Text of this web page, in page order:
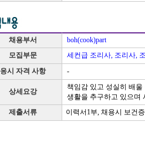
채용부서
boh(cook)part
모집부문
세컨급 조리사, 조리사,
응시 자격 사항
-
상세요강
책임감 있고 성실히 배
생활을 추구하고 있으며
제출서류
이력서1부, 채용시 보건